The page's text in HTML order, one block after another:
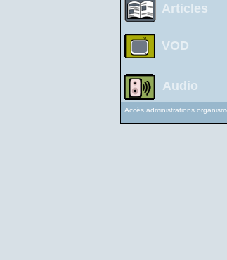
Articles
VOD
Audio
Accès administrations